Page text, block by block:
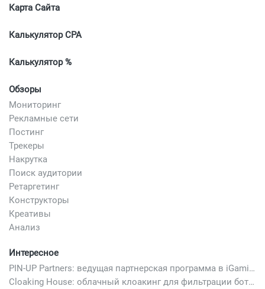
Карта Сайта
Калькулятор CPA
Калькулятор %
Обзоры
Мониторинг
Рекламные сети
Постинг
Трекеры
Накрутка
Поиск аудитории
Ретаргетинг
Конструкторы
Креативы
Анализ
Интересное
PIN-UP Partners: ведущая партнерская программа в iGaming
Cloaking House: облачный клоакинг для фильтрации ботов FB и Google Ads — гайд PHP-интеграции 2026